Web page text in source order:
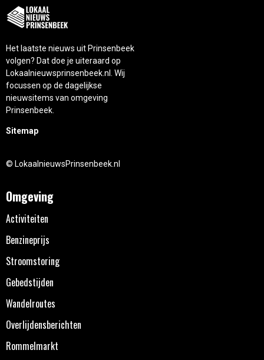
Het laatste nieuws uit Prinsenbeek
volgen? Dat doe je uiteraard op
Lokaalnieuwsprinsenbeek.nl. Wij
focussen op de dagelijkse
nieuwsitems van omgeving
Prinsenbeek.
Sitemap
© LokaalnieuwsPrinsenbeek.nl
Omgeving
Activiteiten
Benzineprijs
Stroomstoring
Gebedstijden
Wandelroutes
Overlijdensberichten
Rommelmarkt